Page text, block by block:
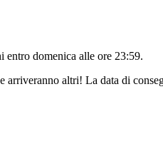
entro domenica alle ore 23:59.
arriveranno altri! La data di